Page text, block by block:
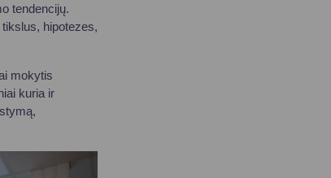
tendencijų.
hipotezes,
mokytis
kuria ir